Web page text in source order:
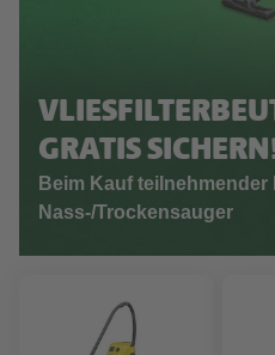
GRATIS
Beim Kauf teilnehmender
Nass-/Trockensauger